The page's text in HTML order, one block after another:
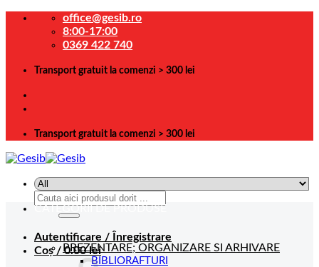
Skip
office@gesib.ro
8:00-17:00
0369 422 740
Transport gratuit la comenzi > 300 lei
Transport gratuit la comenzi > 300 lei
Caută
Autentificare / Înregistrare
Coș /0.00lei
CATEGORII DE PRODUSE
PREZENTARE; ORGANIZARE SI ARHIVARE
BIBLIORAFTURI